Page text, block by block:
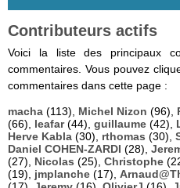
Contributeurs actifs
Voici la liste des principaux
commentaires. Vous pouvez
commentaires dans cette page :
macha (113), Michel Nizon (96),
(66), leafar(44), guillaume (42),
Herve Kabla (30), rthomas (30),
Daniel COHEN-ZARDI (28),
(27), Nicolas (25), Christophe
(19), jmplanche (17),